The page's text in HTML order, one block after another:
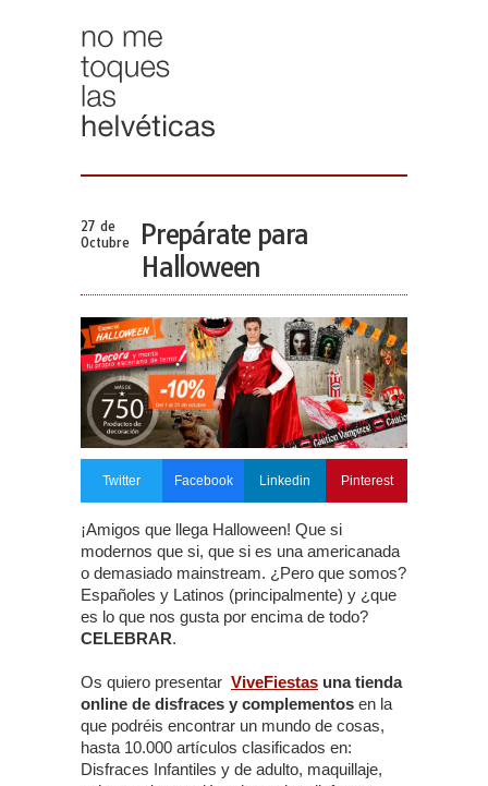
27 de
Octubre
Prepárate para
Halloween
Twitter Facebook Linkedin Pinterest
¡Amigos que llega Halloween! Que si
modernos que si, que si es una americanada
o demasiado mainstream. ¿Pero que somos?
Españoles y Latinos (principalmente) y ¿que
es lo que nos gusta por encima de todo?
CELEBRAR.
Os quiero presentar ViveFiestas una tienda
online de disfraces y complementos en la
que podréis encontrar un mundo de cosas,
hasta 10.000 artículos clasificados en:
Disfraces Infantiles y de adulto, maquillaje,